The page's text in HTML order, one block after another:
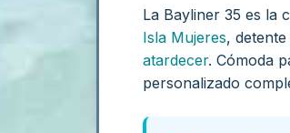
La Bayliner 35 es la
Isla Mujeres,
atardecer. Cómoda
personalizado